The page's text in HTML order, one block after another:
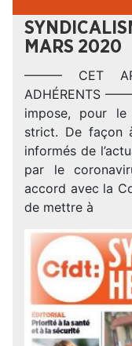
MARS 2020
——— CET
ADHÉRENTS
impose, pour
strict. De façon
informés de
par le
accord avec la
de mettre à